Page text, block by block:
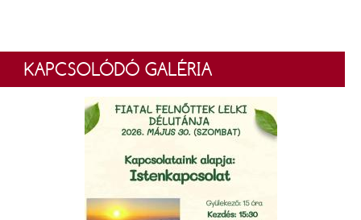
KAPCSOLÓDÓ GALÉRIA